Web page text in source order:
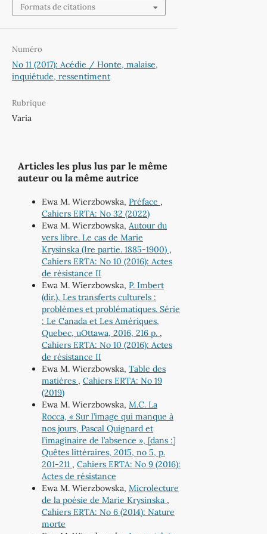
Formats de citations
Numéro
No 11 (2017): Acédie / Honte, malaise,
inquiétude, ressentiment
Rubrique
Varia
Articles les plus lus par le même
auteur ou la même autrice
Ewa M. Wierzbowska, Préface ,
Cahiers ERTA: No 32 (2022)
Ewa M. Wierzbowska, Autour du
vers libre. Le cas de Marie
Krysinska (Ire partie. 1885-1900) ,
Cahiers ERTA: No 10 (2016): Actes
de résistance II
Ewa M. Wierzbowska, P. Imbert
(dir.), Les transferts culturels :
problèmes et problématiques. Série
: Le Canada et Les Amériques,
Quebec, uOttawa, 2016, 216 p. ,
Cahiers ERTA: No 10 (2016): Actes
de résistance II
Ewa M. Wierzbowska, Table des
matières , Cahiers ERTA: No 19
(2019)
Ewa M. Wierzbowska, M.C. La
Rocca, « Sur l’image qui manque à
nos jours, Pascal Quignard et
l’imaginaire de l’absence », [dans :]
Quêtes littéraires, 2015, no 5, p.
201-211 , Cahiers ERTA: No 9 (2016):
Actes de résistance
Ewa M. Wierzbowska, Microlecture
de la poésie de Marie Krysinska ,
Cahiers ERTA: No 6 (2014): Nature
morte